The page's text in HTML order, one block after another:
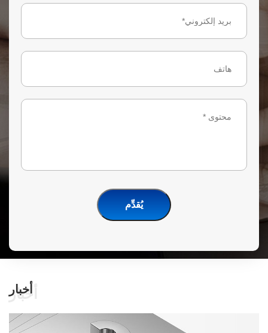
يُقدِّم
أخبار
أخبار